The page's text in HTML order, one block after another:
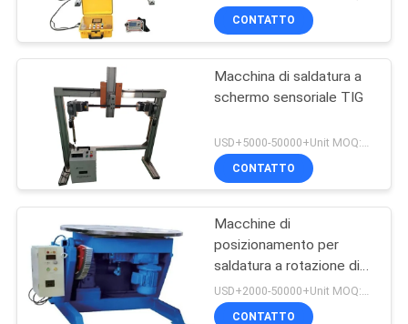
Saldatrice
automatica
Macchine per
rivestimento di tubi
CONTATTO
Macchina di saldatura a
schermo sensoriale TIG
USD+5000-50000+Unit MOQ:1 unità
CONTATTO
Macchine di
posizionamento per
saldatura a rotazione di
piccole dimensioni in
acciaio al carbonio
USD+2000-50000+Unit MOQ:1 unità
CONTATTO